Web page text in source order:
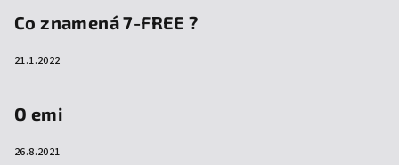
Co znamená 7-FREE ?
21.1.2022
O emi
26.8.2021